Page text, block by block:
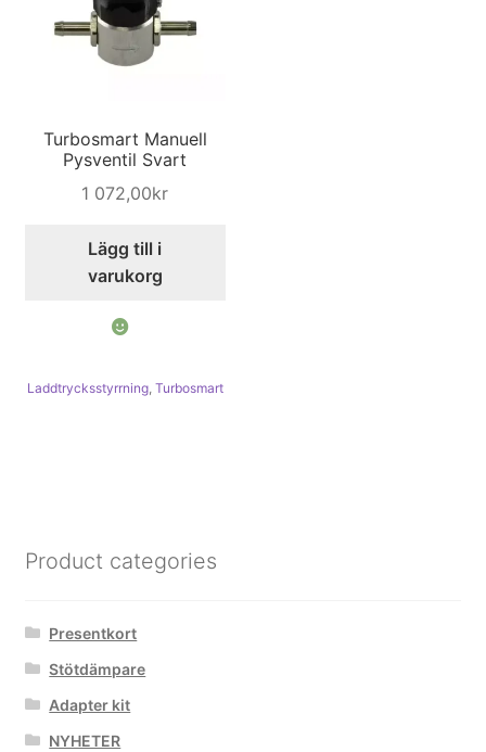
Turbosmart Manuell
Pysventil Svart
1 072,00kr
Lägg till i
varukorg
Laddtrycksstyrrning, Turbosmart
Product categories
Presentkort
Stötdämpare
Adapter kit
NYHETER